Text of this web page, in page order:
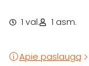
1 val. 1 asm.
Apie paslaugą